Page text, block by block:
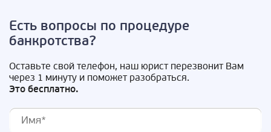
Есть вопросы по процедуре
банкротства?
Оставьте свой телефон, наш юрист перезвонит Вам
через 1 минуту и поможет разобраться.
Это бесплатно.